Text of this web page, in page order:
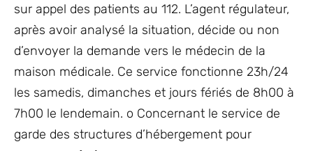
sur appel des patients au 112. L’agent régulateur,
après avoir analysé la situation, décide ou non
d’envoyer la demande vers le médecin de la
maison médicale. Ce service fonctionne 23h/24
les samedis, dimanches et jours fériés de 8h00 à
7h00 le lendemain. o Concernant le service de
garde des structures d’hébergement pour